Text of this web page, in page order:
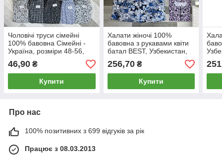
Чоловічі труси сімейні
100% бавовна Сімейні -
Україна, розміри 48-56,
асорті, 07800
46,90 ₴
Купити
Халати жіночі 100%
бавовна з рукавами квіти
батал BEST, Узбекистан,
розміри 58-66, асорті,
09700
256,70₴
Купити
66,
Про нас
100% позитивних з 699 відгуків за рік
Працює з 08.03.2013